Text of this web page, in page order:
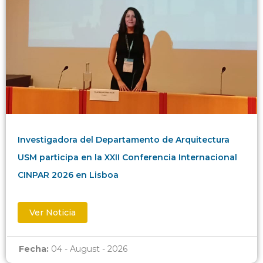
Investigadora del Departamento de Arquitectura
USM participa en la XXII Conferencia Internacional
CINPAR 2026 en Lisboa
Ver Noticia
Fecha: 04 - August - 2026